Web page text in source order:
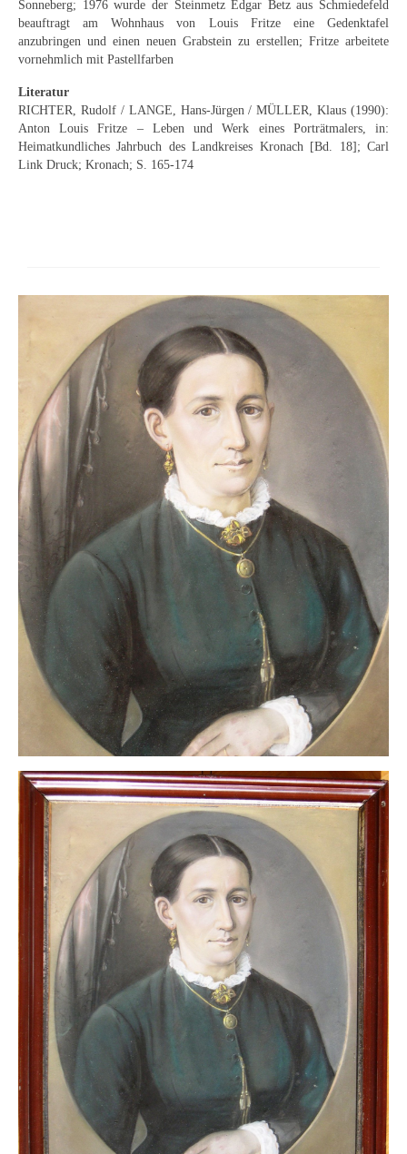
Buchempfehlungen
Richild Holt – Farbe und Linie
Visionär
Walter Becker (1893-1984) Malerei und Grafik
Kontakt
Publikationsliste
Über Uns
Impressum
Datenschutz
AGB
Widerruf
Sonneberg; 1976 wurde der Steinmetz Edgar Betz aus Schmiedefeld
beauftragt am Wohnhaus von Louis Fritze eine Gedenktafel
anzubringen und einen neuen Grabstein zu erstellen; Fritze arbeitete
vornehmlich mit Pastellfarben
Literatur
RICHTER, Rudolf / LANGE, Hans-Jürgen / MÜLLER, Klaus (1990):
Anton Louis Fritze – Leben und Werk eines Porträtmalers, in:
Heimatkundliches Jahrbuch des Landkreises Kronach [Bd. 18]; Carl
Link Druck; Kronach; S. 165-174